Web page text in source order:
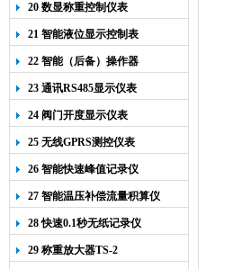
20 数显称重控制仪表
21 智能液位显示控制表
22 智能（后备）操作器
23 通讯RS485显示仪表
24 阀门开度显示仪表
25 无线GPRS测控仪表
26 智能快速峰值记录仪
27 智能温压补偿流量积算仪
28 快速0.1秒无纸记录仪
29 称重放大器TS-2